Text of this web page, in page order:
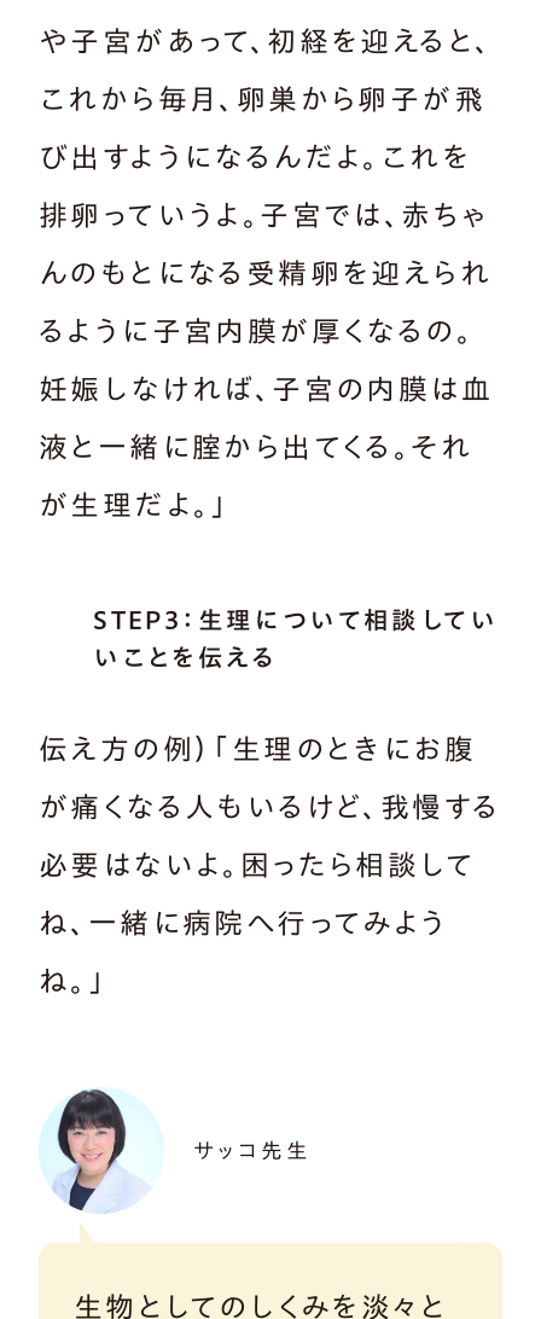
や子宮があって、初経を迎えると、
これから毎月、卵巣から卵子が飛
び出すようになるんだよ。これを
排卵っていうよ。子宮では、赤ちゃ
んのもとになる受精卵を迎えられ
るように子宮内膜が厚くなるの。
妊娠しなければ、子宮の内膜は血
液と一緒に腟から出てくる。それ
が生理だよ。」
STEP3：生理について相談してい
いことを伝える
伝え方の例）「生理のときにお腹
が痛くなる人もいるけど、我慢する
必要はないよ。困ったら相談して
ね、一緒に病院へ行ってみよう
ね。」
サッコ先生
生物としてのしくみを淡々と